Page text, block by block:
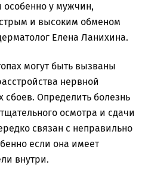
особенно у мужчин,
и высоким обменом
Елена Ланихина.
могут быть вызваны
нервной
Определить болезнь
осмотра и сдачи
связан с неправильно
если она имеет
внутри.